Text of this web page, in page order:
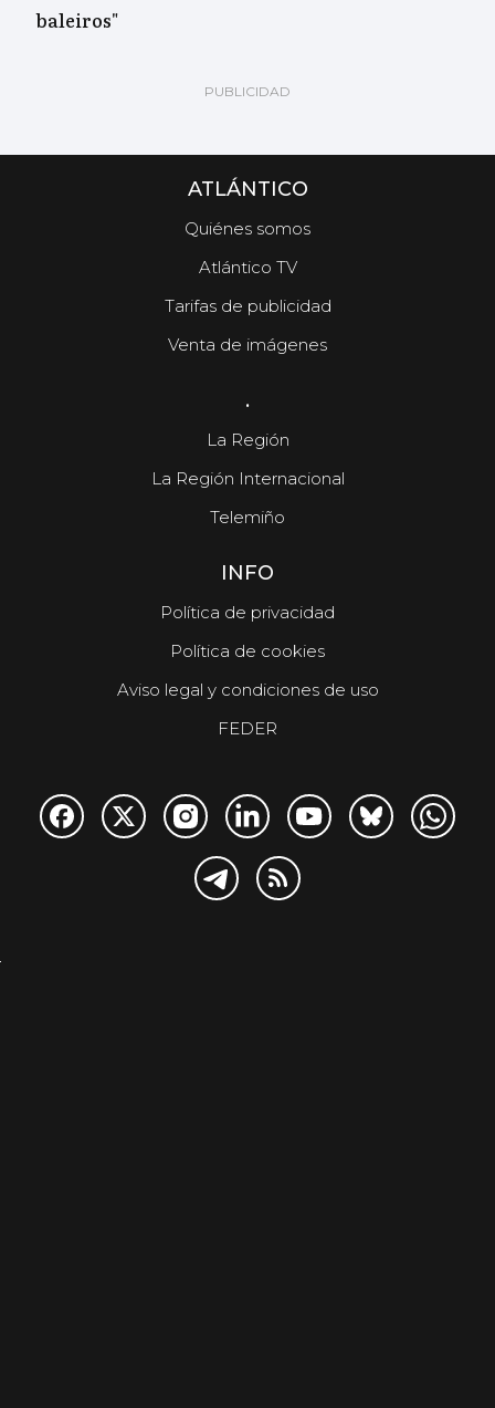
baleiros"
ATLÁNTICO
Quiénes somos
Atlántico TV
Tarifas de publicidad
Venta de imágenes
.
La Región
La Región Internacional
Telemiño
INFO
Política de privacidad
Política de cookies
Aviso legal y condiciones de uso
FEDER